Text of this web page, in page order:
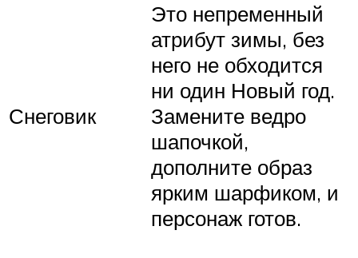
Снеговик
Это непременный
атрибут зимы, без
него не обходится
ни один Новый год.
Замените ведро
шапочкой,
дополните образ
ярким шарфиком, и
персонаж готов.